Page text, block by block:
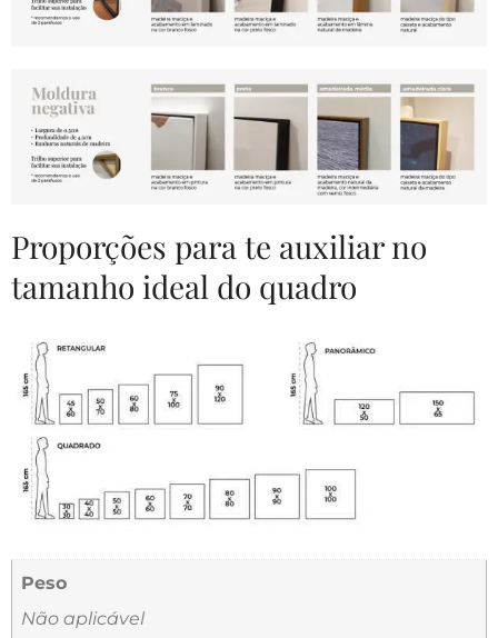
Proporções para te auxiliar no
tamanho ideal do quadro
Peso
Não aplicável